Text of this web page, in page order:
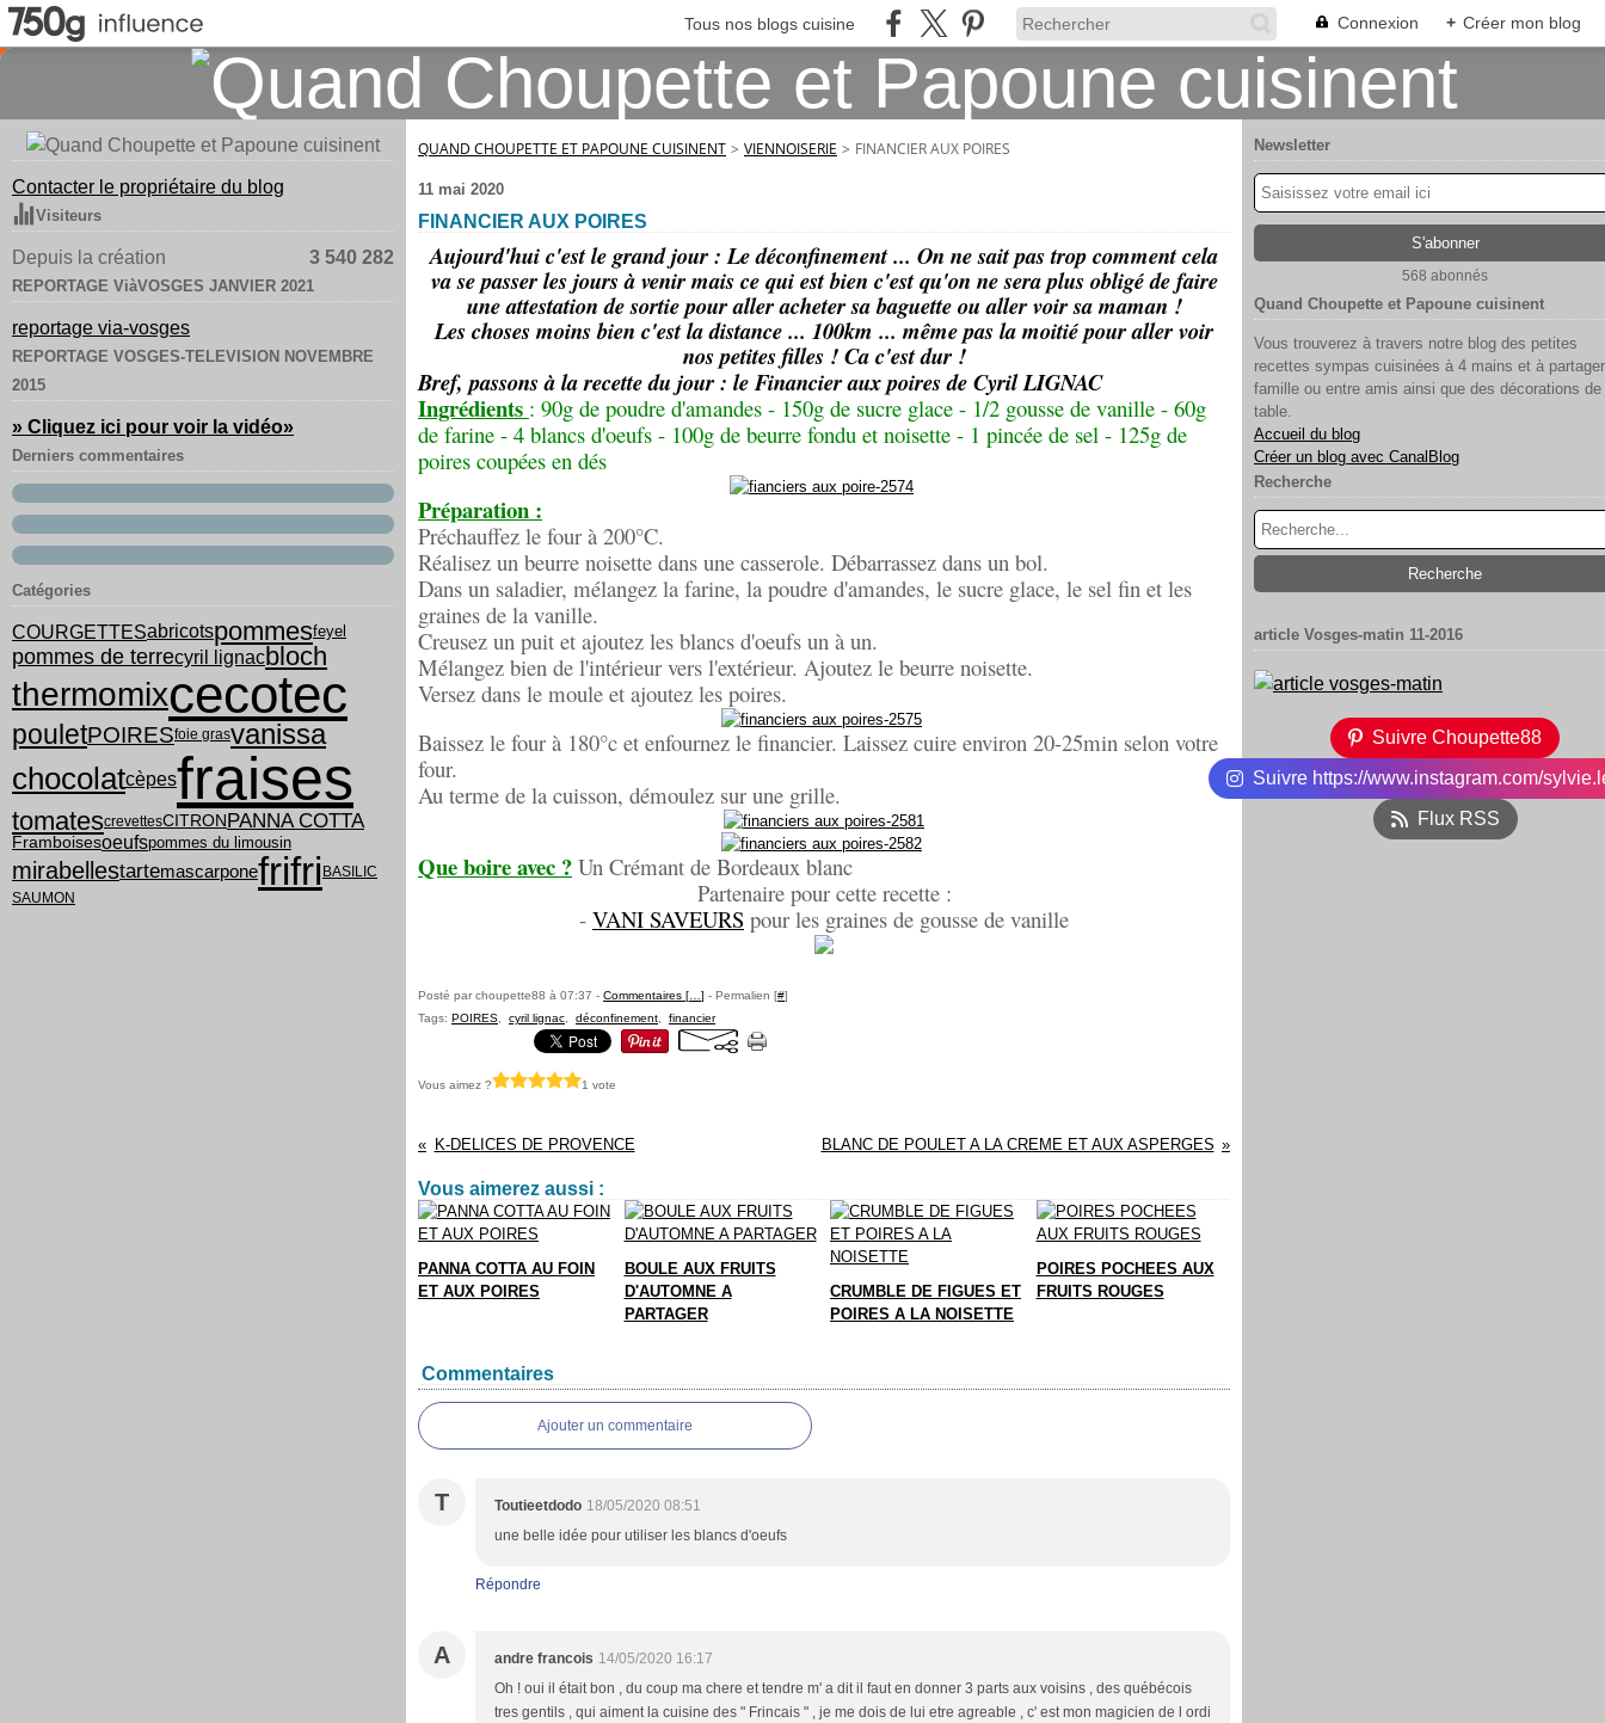
Tous nos blogs cuisine Connexion + Créer mon blog
Contacter le propriétaire du blog
Visiteurs
Depuis la création 3 540 282
REPORTAGE ViàVOSGES JANVIER 2021
reportage via-vosges
REPORTAGE VOSGES-TELEVISION NOVEMBRE
2015
» Cliquez ici pour voir la vidéo»
Derniers commentaires
Catégories
COURGETTESabricotspommesfeyel
pommes de terrecyril lignacbloch
thermomixcecotec
pouletPOIRESfoie grasvanissa
chocolatcèpesfraises
tomatescrevettesCITRON PANNA COTTA
Framboisesoeufspommes du limousin
mirabellestartemascarponefrifri BASILIC
SAUMON
QUAND CHOUPETTE ET PAPOUNE CUISINENT > VIENNOISERIE > FINANCIER AUX POIRES
11 mai 2020
FINANCIER AUX POIRES
Aujourd'hui c'est le grand jour : Le déconfinement ... On ne sait pas trop comment cela
va se passer les jours à venir mais ce qui est bien c'est qu'on ne sera plus obligé de faire
une attestation de sortie pour aller acheter sa baguette ou aller voir sa maman !
Les choses moins bien c'est la distance ... 100km ... même pas la moitié pour aller voir
nos petites filles ! Ca c'est dur !
Bref, passons à la recette du jour : le Financier aux poires de Cyril LIGNAC
Ingrédients : 90g de poudre d'amandes - 150g de sucre glace - 1/2 gousse de vanille - 60g
de farine - 4 blancs d'oeufs - 100g de beurre fondu et noisette - 1 pincée de sel - 125g de
poires coupées en dés
Préparation :
Préchauffez le four à 200°C.
Réalisez un beurre noisette dans une casserole. Débarrassez dans un bol.
Dans un saladier, mélangez la farine, la poudre d'amandes, le sucre glace, le sel fin et les
graines de la vanille.
Creusez un puit et ajoutez les blancs d'oeufs un à un.
Mélangez bien de l'intérieur vers l'extérieur. Ajoutez le beurre noisette.
Versez dans le moule et ajoutez les poires.
Baissez le four à 180°c et enfournez le financier. Laissez cuire environ 20-25min selon votre
four.
Au terme de la cuisson, démoulez sur une grille.
Que boire avec ? Un Crémant de Bordeaux blanc
Partenaire pour cette recette :
- VANI SAVEURS pour les graines de gousse de vanille
Posté par choupette88 à 07:37 - Commentaires [ ] - Permalien [#]
Tags: POIRES cyril lignac déconfinement financier
Vous aimez ? 1 vote
K-DELICES DE PROVENCE BLANC DE POULET A LA CREME ET AUX ASPERGES
Vous aimerez aussi :
PANNA COTTA AU FOIN
ET AUX POIRES
BOULE AUX FRUITS
D'AUTOMNE A
PARTAGER
CRUMBLE DE FIGUES ET
POIRES A LA NOISETTE
POIRES POCHEES AUX
FRUITS ROUGES
Commentaires
Ajouter un commentaire
T Toutieetdodo 18/05/2020 08:51
une belle idée pour utiliser les blancs d'oeufs
Répondre
A andre francois 14/05/2020 16:17
Oh ! oui il était bon , du coup ma chere et tendre m' a dit il faut en donner 3 parts aux voisins , des québécois
tres gentils , qui aiment la cuisine des " Frincais " , je me dois de lui etre agreable , c' est mon magicien de l ordi
Newsletter
568 abonnés
Quand Choupette et Papoune cuisinent
Vous trouverez à travers notre blog des petites
recettes sympas cuisinées à 4 mains et à
famille ou entre amis ainsi que des décorations de
table.
Accueil du blog
Créer un blog avec CanalBlog
Recherche
article Vosges-matin 11-2016
Suivre Choupette88
Suivre https://www.instagram.com/
Flux RSS